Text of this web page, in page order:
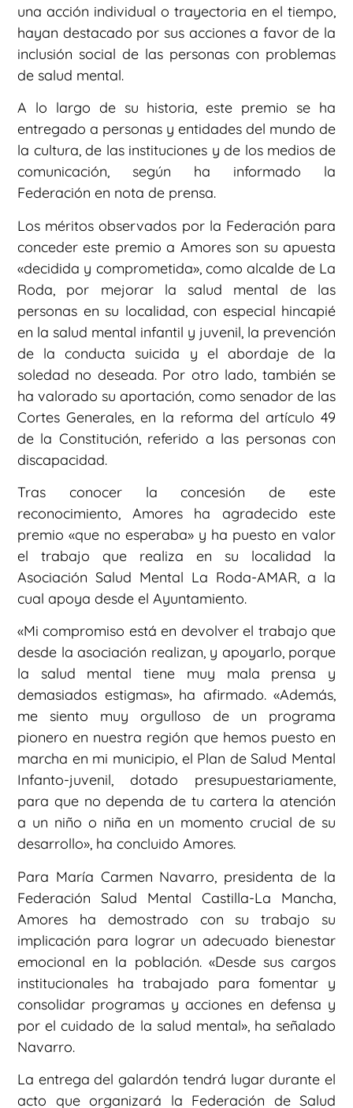
una acción individual o trayectoria en el tiempo,
hayan destacado por sus acciones a favor de la
inclusión social de las personas con problemas
de salud mental.
A lo largo de su historia, este premio se ha
entregado a personas y entidades del mundo de
la cultura, de las instituciones y de los medios de
comunicación, según ha informado la
Federación en nota de prensa.
Los méritos observados por la Federación para
conceder este premio a Amores son su apuesta
«decidida y comprometida», como alcalde de La
Roda, por mejorar la salud mental de las
personas en su localidad, con especial hincapié
en la salud mental infantil y juvenil, la prevención
de la conducta suicida y el abordaje de la
soledad no deseada. Por otro lado, también se
ha valorado su aportación, como senador de las
Cortes Generales, en la reforma del artículo 49
de la Constitución, referido a las personas con
discapacidad.
Tras conocer la concesión de este
reconocimiento, Amores ha agradecido este
premio «que no esperaba» y ha puesto en valor
el trabajo que realiza en su localidad la
Asociación Salud Mental La Roda-AMAR, a la
cual apoya desde el Ayuntamiento.
«Mi compromiso está en devolver el trabajo que
desde la asociación realizan, y apoyarlo, porque
la salud mental tiene muy mala prensa y
demasiados estigmas», ha afirmado. «Además,
me siento muy orgulloso de un programa
pionero en nuestra región que hemos puesto en
marcha en mi municipio, el Plan de Salud Mental
Infanto-juvenil, dotado presupuestariamente,
para que no dependa de tu cartera la atención
a un niño o niña en un momento crucial de su
desarrollo», ha concluido Amores.
Para María Carmen Navarro, presidenta de la
Federación Salud Mental Castilla-La Mancha,
Amores ha demostrado con su trabajo su
implicación para lograr un adecuado bienestar
emocional en la población. «Desde sus cargos
institucionales ha trabajado para fomentar y
consolidar programas y acciones en defensa y
por el cuidado de la salud mental», ha señalado
Navarro.
La entrega del galardón tendrá lugar durante el
acto que organizará la Federación de Salud